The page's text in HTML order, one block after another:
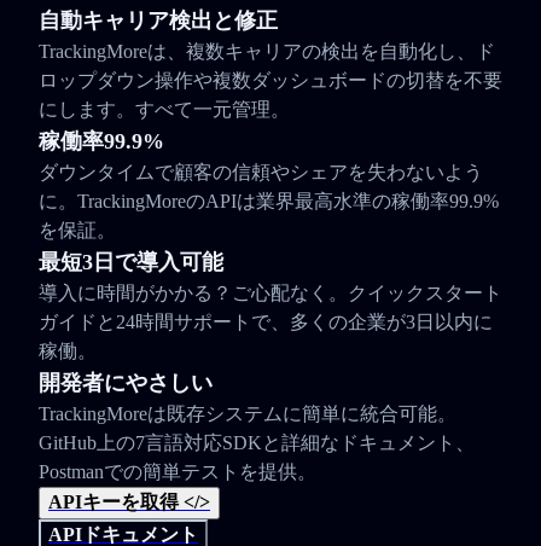
自動キャリア検出と修正
TrackingMoreは、複数キャリアの検出を自動化し、ド
ロップダウン操作や複数ダッシュボードの切替を不要
にします。すべて一元管理。
稼働率99.9%
ダウンタイムで顧客の信頼やシェアを失わないよう
に。TrackingMoreのAPIは業界最高水準の稼働率99.9%
を保証。
最短3日で導入可能
導入に時間がかかる？ご心配なく。クイックスタート
ガイドと24時間サポートで、多くの企業が3日以内に
稼働。
開発者にやさしい
TrackingMoreは既存システムに簡単に統合可能。
GitHub上の7言語対応SDKと詳細なドキュメント、
Postmanでの簡単テストを提供。
APIキーを取得 </>
APIドキュメント